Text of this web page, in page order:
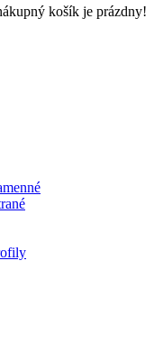
košík je prázdny!